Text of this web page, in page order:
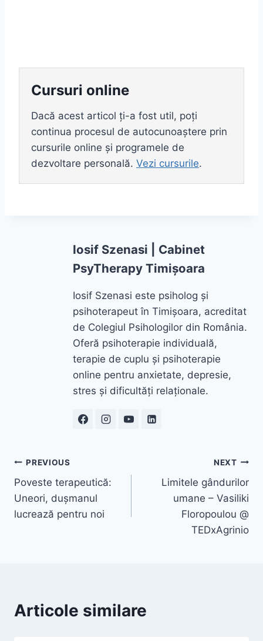
Cursuri online
Dacă acest articol ți-a fost util, poți
continua procesul de autocunoaștere prin
cursurile online și programele de
dezvoltare personală. Vezi cursurile.
Iosif Szenasi | Cabinet
PsyTherapy Timișoara
Iosif Szenasi este psiholog și
psihoterapeut în Timișoara, acreditat
de Colegiul Psihologilor din România.
Oferă psihoterapie individuală,
terapie de cuplu și psihoterapie
online pentru anxietate, depresie,
stres și dificultăți relaționale.
Navigare
în
articole
PREVIOUS
Poveste terapeutică:
Uneori, dușmanul
lucrează pentru noi
NEXT
Limitele gândurilor
umane – Vasiliki
Floropoulou @
TEDxAgrinio
Articole similare